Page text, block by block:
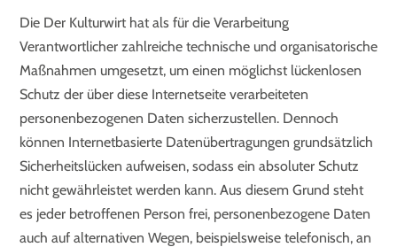
Die Der Kulturwirt hat als für die Verarbeitung
Verantwortlicher zahlreiche technische und organisatorische
Maßnahmen umgesetzt, um einen möglichst lückenlosen
Schutz der über diese Internetseite verarbeiteten
personenbezogenen Daten sicherzustellen. Dennoch
können Internetbasierte Datenübertragungen grundsätzlich
Sicherheitslücken aufweisen, sodass ein absoluter Schutz
nicht gewährleistet werden kann. Aus diesem Grund steht
es jeder betroffenen Person frei, personenbezogene Daten
auch auf alternativen Wegen, beispielsweise telefonisch, an